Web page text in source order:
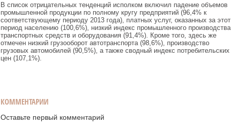
В список отрицательных тенденций исполком включил падение объемов
промышленной продукции по полному кругу предприятий (96,4% к
соответствующему периоду 2013 года), платных услуг, оказанных за этот
период населению (100,6%), низкий индекс промышленного производства
транспортных средств и оборудования (91,4%). Кроме того, здесь же
отмечен низкий грузооборот автотранспорта (98,6%), производство
грузовых автомобилей (90,5%), а также сводный индекс потребительских
цен (107,1%).
КОММЕНТАРИИ
Оставьте первый комментарий